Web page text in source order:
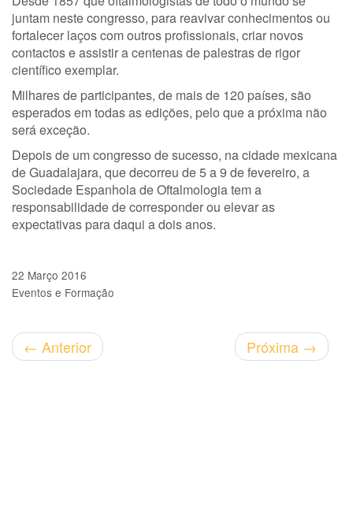
juntam neste congresso, para reavivar conhecimentos ou
fortalecer laços com outros profissionais, criar novos
contactos e assistir a centenas de palestras de rigor
científico exemplar.
Milhares de participantes, de mais de 120 países, são
esperados em todas as edições, pelo que a próxima não
será exceção.
Depois de um congresso de sucesso, na cidade mexicana
de Guadalajara, que decorreu de 5 a 9 de fevereiro, a
Sociedade Espanhola de Oftalmologia tem a
responsabilidade de corresponder ou elevar as
expectativas para daqui a dois anos.
22 Março 2016
Eventos e Formação
← Anterior Próxima →